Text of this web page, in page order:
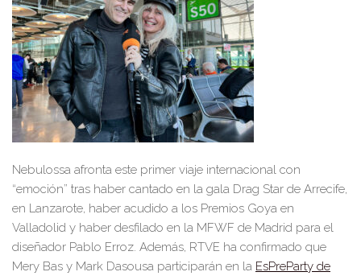
Nebulossa afronta este primer viaje internacional con
“emoción” tras haber cantado en la gala Drag Star de Arrecife,
en Lanzarote, haber acudido a los Premios Goya en
Valladolid y haber desfilado en la MFWF de Madrid para el
diseñador Pablo Erroz. Además, RTVE ha confirmado que
Mery Bas y Mark Dasousa participarán en la EsPreParty de